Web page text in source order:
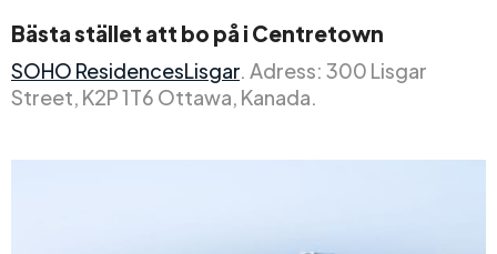
Bästa stället att bo på i Centretown
SOHO ResidencesLisgar. Adress: 300 Lisgar
Street, K2P 1T6 Ottawa, Kanada.